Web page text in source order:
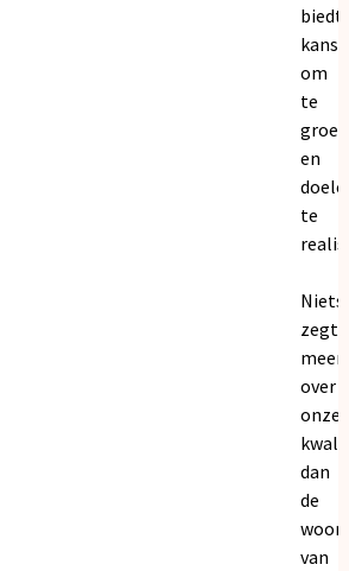
biedt
om
te
en
te
Niets
zegt
meer
over
onze
dan
de
van